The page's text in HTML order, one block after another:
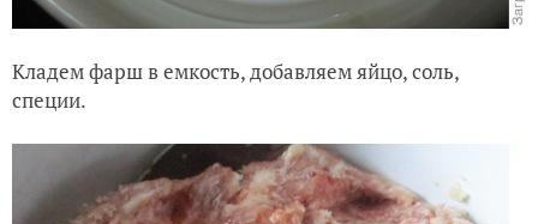
Кладем фарш в емкость, добавляем яйцо, соль,
специи.